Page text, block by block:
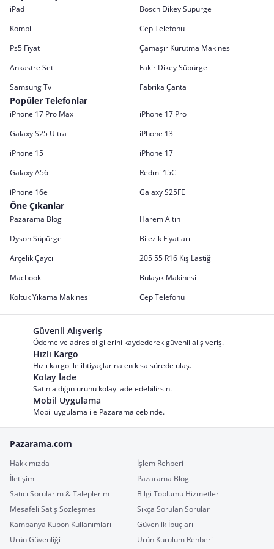
iPad
Bosch Dikey Süpürge
Kombi
Cep Telefonu
Ps5 Fiyat
Çamaşır Kurutma Makinesi
Ankastre Set
Fakir Dikey Süpürge
Samsung Tv
Fabrika Çanta
Popüler Telefonlar
iPhone 17 Pro Max
iPhone 17 Pro
Galaxy S25 Ultra
iPhone 13
iPhone 15
iPhone 17
Galaxy A56
Redmi 15C
iPhone 16e
Galaxy S25FE
Öne Çıkanlar
Pazarama Blog
Harem Altın
Dyson Süpürge
Bilezik Fiyatları
Arçelik Çaycı
205 55 R16 Kış Lastiği
Macbook
Bulaşık Makinesi
Koltuk Yıkama Makinesi
Cep Telefonu
Güvenli Alışveriş
Ödeme ve adres bilgilerini kaydederek güvenli alış veriş.
Hızlı Kargo
Hızlı kargo ile ihtiyaçlarına en kısa sürede ulaş.
Kolay İade
Satın aldığın ürünü kolay iade edebilirsin.
Mobil Uygulama
Mobil uygulama ile Pazarama cebinde.
Pazarama.com
Hakkımızda
İşlem Rehberi
İletişim
Pazarama Blog
Satıcı Sorularım & Taleplerim
Bilgi Toplumu Hizmetleri
Mesafeli Satış Sözleşmesi
Sıkça Sorulan Sorular
Kampanya Kupon Kullanımları
Güvenlik İpuçları
Ürün Güvenliği
Ürün Kurulum Rehberi